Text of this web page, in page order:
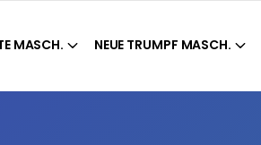
MASCH. NEUE TRUMPF MASCH.